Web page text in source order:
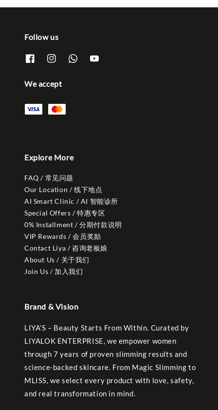
Follow us
We accept
Explore More
FAQ / 常见问题
Our Location / 线下地点
AI Smart Clinic / AI 智能诊所
Special Offers / 特惠专区
0% Installment / 分期付款说明
VIP Rewards / 会员奖励
Contact Liya / 咨询老板娘
About Us / 关于我们
Join Us / 加入我们
Brand & Vision
LIYA’S – Beauty Starts From Within. Curated by
LIYALOK ENTERPRISE, we empower women
through 7 years of proven slimming results and
science-backed skincare. From Magic Slimming to
MLISS, we select every product with love, safety,
and real transformation in mind.